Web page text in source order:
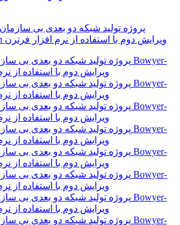
پروژه تولید شبکه دو بعدی بی
Bowyer-Watson ویرایش دوم با استفاده از نرم افزار فرترن